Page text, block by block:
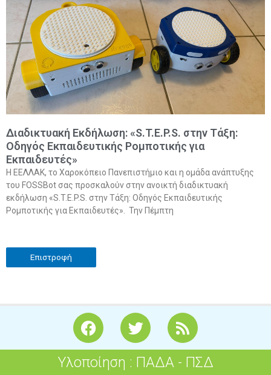
Διαδικτυακή Εκδήλωση: «S.T.E.P.S. στην Τάξη:
Οδηγός Εκπαιδευτικής Ρομποτικής για
Εκπαιδευτές»
Η ΕΕΛΛΑΚ, το Χαροκόπειο Πανεπιστήμιο και η ομάδα ανάπτυξης
του FOSSBot σας προσκαλούν στην ανοικτή διαδικτυακή
εκδήλωση «S.T.E.P.S. στην Τάξη: Οδηγός Εκπαιδευτικής
Ρομποτικής για Εκπαιδευτές». Την Πέμπτη
Επιστροφή
F
a
c
e
T
w
i
t
R
s
s
Υλοποίηση : ΠΑΔΑ - ΠΣΔ